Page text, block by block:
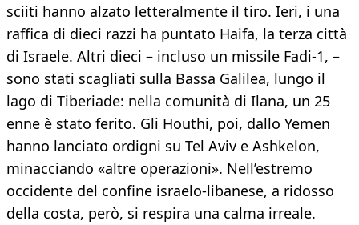
sciiti hanno alzato letteralmente il tiro. Ieri, i una
raffica di dieci razzi ha puntato Haifa, la terza città
di Israele. Altri dieci – incluso un missile Fadi-1, –
sono stati scagliati sulla Bassa Galilea, lungo il
lago di Tiberiade: nella comunità di Ilana, un 25
enne è stato ferito. Gli Houthi, poi, dallo Yemen
hanno lanciato ordigni su Tel Aviv e Ashkelon,
minacciando «altre operazioni». Nell’estremo
occidente del confine israelo-libanese, a ridosso
della costa, però, si respira una calma irreale.